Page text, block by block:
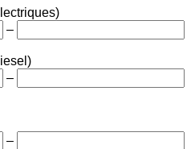
–
–
–